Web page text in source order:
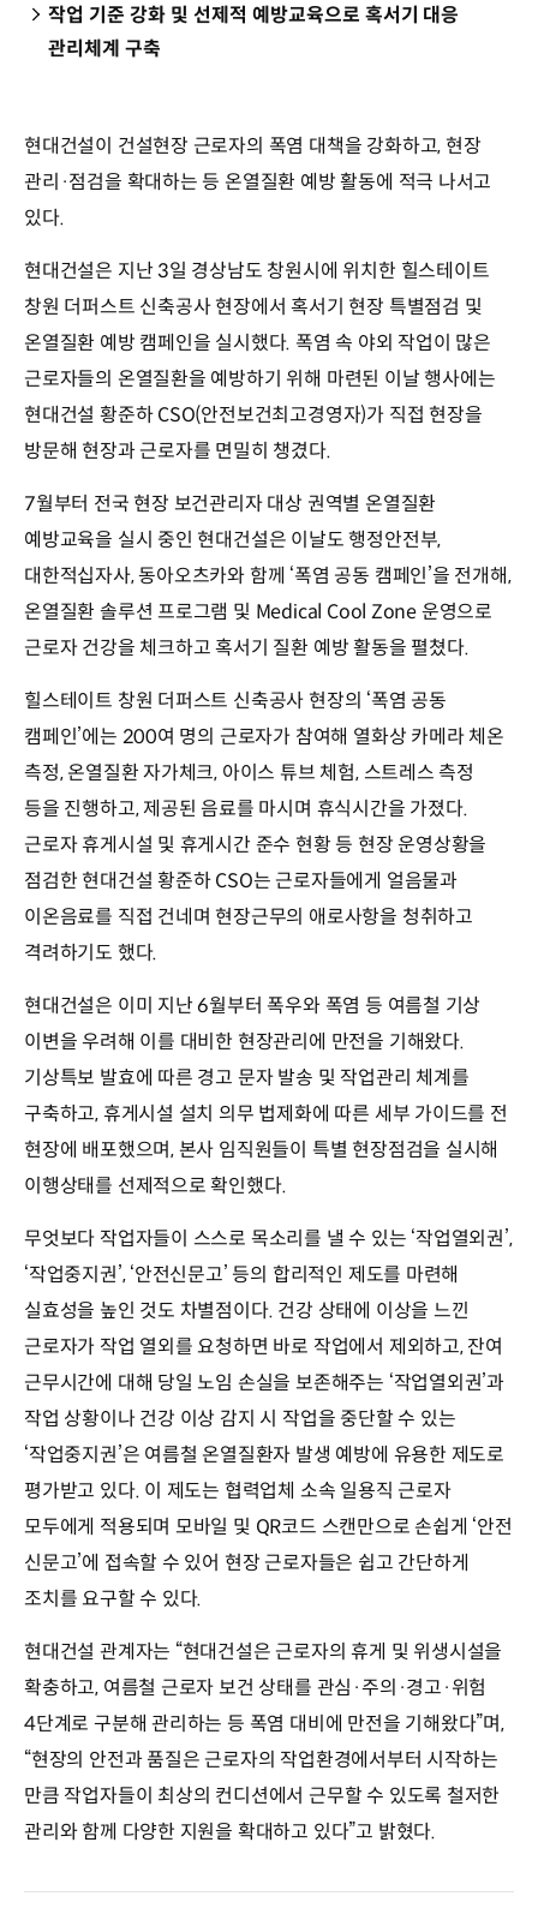
작업 기준 강화 및 선제적 예방교육으로 혹서기 대응
관리체계 구축
현대건설이 건설현장 근로자의 폭염 대책을 강화하고, 현장
관리·점검을 확대하는 등 온열질환 예방 활동에 적극 나서고
있다.
현대건설은 지난 3일 경상남도 창원시에 위치한 힐스테이트
창원 더퍼스트 신축공사 현장에서 혹서기 현장 특별점검 및
온열질환 예방 캠페인을 실시했다. 폭염 속 야외 작업이 많은
근로자들의 온열질환을 예방하기 위해 마련된 이날 행사에는
현대건설 황준하 CSO(안전보건최고경영자)가 직접 현장을
방문해 현장과 근로자를 면밀히 챙겼다.
7월부터 전국 현장 보건관리자 대상 권역별 온열질환
예방교육을 실시 중인 현대건설은 이날도 행정안전부,
대한적십자사, 동아오츠카와 함께 ‘폭염 공동 캠페인’을 전개해,
온열질환 솔루션 프로그램 및 Medical Cool Zone 운영으로
근로자 건강을 체크하고 혹서기 질환 예방 활동을 펼쳤다.
힐스테이트 창원 더퍼스트 신축공사 현장의 ‘폭염 공동
캠페인’에는 200여 명의 근로자가 참여해 열화상 카메라 체온
측정, 온열질환 자가체크, 아이스 튜브 체험, 스트레스 측정
등을 진행하고, 제공된 음료를 마시며 휴식시간을 가졌다.
근로자 휴게시설 및 휴게시간 준수 현황 등 현장 운영상황을
점검한 현대건설 황준하 CSO는 근로자들에게 얼음물과
이온음료를 직접 건네며 현장근무의 애로사항을 청취하고
격려하기도 했다.
현대건설은 이미 지난 6월부터 폭우와 폭염 등 여름철 기상
이변을 우려해 이를 대비한 현장관리에 만전을 기해왔다.
기상특보 발효에 따른 경고 문자 발송 및 작업관리 체계를
구축하고, 휴게시설 설치 의무 법제화에 따른 세부 가이드를 전
현장에 배포했으며, 본사 임직원들이 특별 현장점검을 실시해
이행상태를 선제적으로 확인했다.
무엇보다 작업자들이 스스로 목소리를 낼 수 있는 ‘작업열외권’,
‘작업중지권’, ‘안전신문고’ 등의 합리적인 제도를 마련해
실효성을 높인 것도 차별점이다. 건강 상태에 이상을 느낀
근로자가 작업 열외를 요청하면 바로 작업에서 제외하고, 잔여
근무시간에 대해 당일 노임 손실을 보존해주는 ‘작업열외권’과
작업 상황이나 건강 이상 감지 시 작업을 중단할 수 있는
‘작업중지권’은 여름철 온열질환자 발생 예방에 유용한 제도로
평가받고 있다. 이 제도는 협력업체 소속 일용직 근로자
모두에게 적용되며 모바일 및 QR코드 스캔만으로 손쉽게 ‘안전
신문고’에 접속할 수 있어 현장 근로자들은 쉽고 간단하게
조치를 요구할 수 있다.
현대건설 관계자는 “현대건설은 근로자의 휴게 및 위생시설을
확충하고, 여름철 근로자 보건 상태를 관심·주의·경고·위험
4단계로 구분해 관리하는 등 폭염 대비에 만전을 기해왔다”며,
“현장의 안전과 품질은 근로자의 작업환경에서부터 시작하는
만큼 작업자들이 최상의 컨디션에서 근무할 수 있도록 철저한
관리와 함께 다양한 지원을 확대하고 있다”고 밝혔다.